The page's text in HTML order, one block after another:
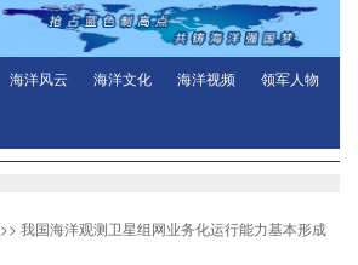
海洋风云 海洋文化 海洋视频 领军人物
>> 我国海洋观测卫星组网业务化运行能力基本形成